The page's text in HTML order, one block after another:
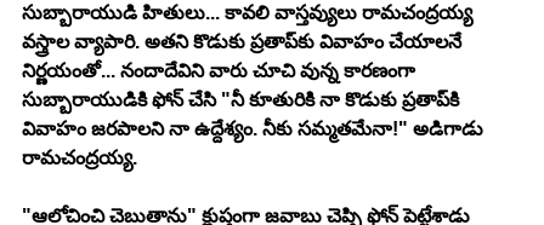
సుబ్బారాయుడి హితులు... కావలి వాస్తవ్యులు రామచంద్రయ్య
వస్త్రాల వ్యాపారి. అతని కొడుకు ప్రతాప్‍కు వివాహం చేయాలనే
నిర్ణయంతో... నందాదేవిని వారు చూచి వున్న కారణంగా
సుబ్బారాయుడికి ఫోన్ చేసి "నీ కూతురికి నా కొడుకు ప్రతాప్‍కి
వివాహం జరపాలని నా ఉద్దేశ్యం. నీకు సమ్మతమేనా!" అడిగాడు
రామచంద్రయ్య.
"ఆలోచించి చెబుతాను" క్లుప్తంగా జవాబు చెప్పి ఫోన్ పెట్టేశాడు